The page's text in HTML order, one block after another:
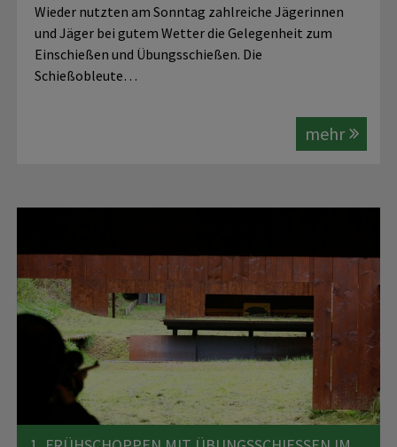
Wieder nutzten am Sonntag zahlreiche Jägerinnen
und Jäger bei gutem Wetter die Gelegenheit zum
Einschießen und Übungsschießen. Die
Schießobleute…
mehr